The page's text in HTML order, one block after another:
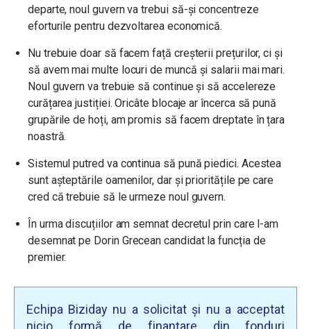
departe, noul guvern va trebui să-și concentreze
eforturile pentru dezvoltarea economică.
Nu trebuie doar să facem față creșterii prețurilor, ci și
să avem mai multe locuri de muncă și salarii mai mari.
Noul guvern va trebuie să continue și să accelereze
curățarea justiției. Oricâte blocaje ar încerca să pună
grupările de hoți, am promis să facem dreptate în țara
noastră.
Sistemul putred va continua să pună piedici. Acestea
sunt așteptările oamenilor, dar și prioritățile pe care
cred că trebuie să le urmeze noul guvern.
În urma discuțiilor am semnat decretul prin care l-am
desemnat pe Dorin Grecean candidat la funcția de
premier.
Echipa Biziday nu a solicitat și nu a acceptat
nicio formă de finanțare din fonduri